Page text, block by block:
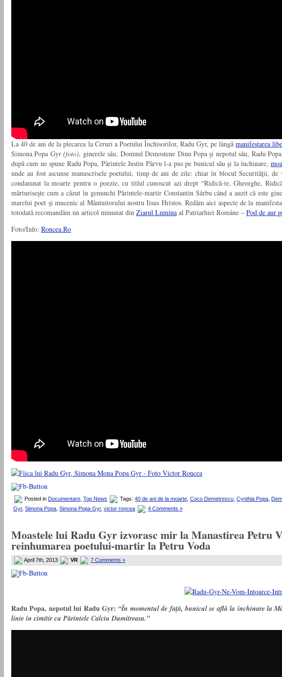
La 40 de ani de la plecarea la Ceruri a Poetului Închisorilor, Radu Gyr, pe lângămanifestarea
Simona Popa Gyr(foto), ginerele său, Domnul Demostene Dinu Popa şi nepotul său, Radu
după cum ne spune Radu Popa, Părintele Justin Pârvu l-a pus pe bunicul său şi la închinare,
unde au fost ascunse manuscrisele poetului, timp de ani de zile: chiar în blocul Securităţii,
condamnat la moarte pentru o poezie, cu titlul cunoscut azi drept “Ridică-te, Gheorghe,
mărturiseşte cum a căzut în genunchi Părintele-martir Constantin Sârbu când a auzit că este
marelui poet şi mucenic al Mântuitorului nostru Iisus Hristos. Redăm aici aspecte de la
totodată recomandăm un articol minunat din Ziarul Lumina al Patriarhiei Române – Pod de aur
Foto/Info: Roncea.Ro
Posted in Documentare Top News Tags: 40 de ani de la moarte Coco Demetrescu Cynthia Popa
Gyr, Simona Popa Simona Popa Gyr, victor roncea 4 Comments »
Moastele lui Radu Gyr izvorasc mir la Manastirea
reinhumarea poetului-martir la Petru Voda
April 7th, 2013 VR 7 Comments »
Radu Popa, nepotul lui Radu Gyr: “În momentul de faţă, bunicul se află la închinare la
linie în cimitir cu Părintele Calciu Dumitreasa.”